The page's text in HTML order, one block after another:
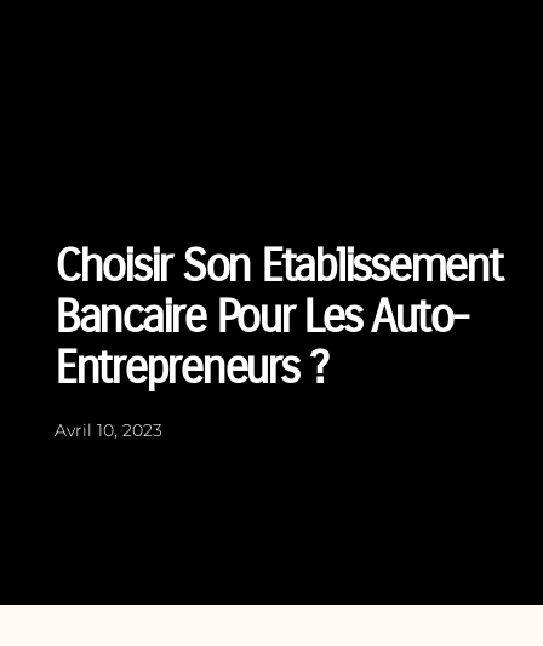
Choisir Son Etablissement
Bancaire Pour Les Auto-
Entrepreneurs ?
Avril 10, 2023